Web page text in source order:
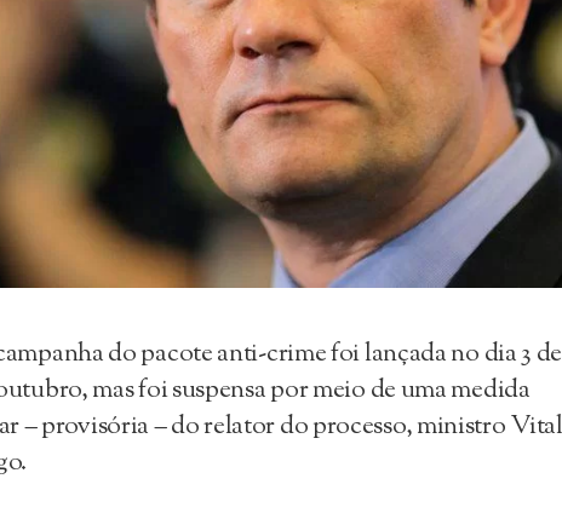
do pacote anti-crime foi lançada no dia 3 de
mas foi suspensa por meio de uma medida
– provisória – do relator do processo, ministro Vital